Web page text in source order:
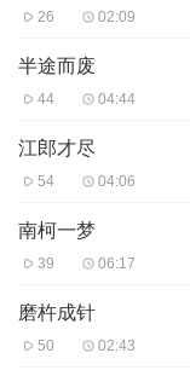
26 02:09
半途而废
44 04:44
江郎才尽
54 04:06
南柯一梦
39 06:17
磨杵成针
50 02:43